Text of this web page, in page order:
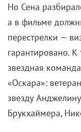
Но Сена
а в фильме
перестрелки —
гарантировано.
звездная
«Оскара»:
звезду
Брукхаймера,